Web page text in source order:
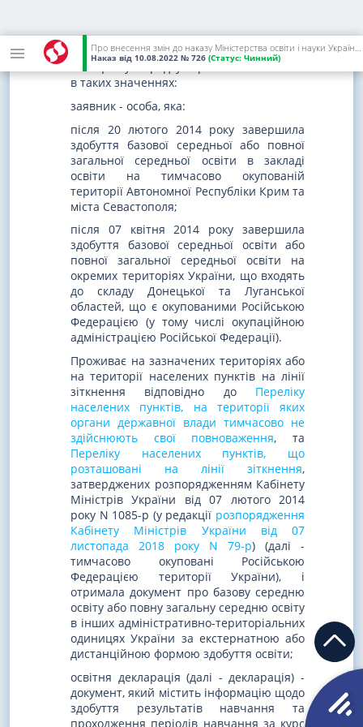
Про внесення змін до наказу Міністерства освіти і науки України від 01 березня 2021 року N 271
Наказ від 10.08.2022 № 726 (Статус: Чинний)
освіти України.
2. У цьому Порядку терміни вживаються
в таких значеннях:
заявник - особа, яка:
після 20 лютого 2014 року завершила
здобуття базової середньої або повної
загальної середньої освіти в закладі
освіти на тимчасово окупованій
території Автономної Республіки Крим та
міста Севастополя;
після 07 квітня 2014 року завершила
здобуття базової середньої освіти або
повної загальної середньої освіти на
окремих територіях України, що входять
до складу Донецької та Луганської
областей, що є окупованими Російською
Федерацією (у тому числі окупаційною
адміністрацією Російської Федерації).
Проживає на зазначених територіях або
на території населених пунктів на лінії
зіткнення відповідно до Переліку
населених пунктів, на території яких
органи державної влади тимчасово не
здійснюють свої повноваження, та
Переліку населених пунктів, що
розташовані на лінії зіткнення,
затверджених розпорядженням Кабінету
Міністрів України від 07 лютого 2014
року N 1085-р (у редакції розпорядження
Кабінету Міністрів України від 07
листопада 2018 року N 79-р) (далі -
тимчасово окуповані Російською
Федерацією території України), і
отримала документ про базову середню
освіту або повну загальну середню освіту
в інших адміністративно-територіальних
одиницях України за екстернатною або
дистанційною формою здобуття освіти;
освітня декларація (далі - декларація) -
документ, який містить інформацію щодо
здобуття результатів навчання та
проходження періодів навчання за курс